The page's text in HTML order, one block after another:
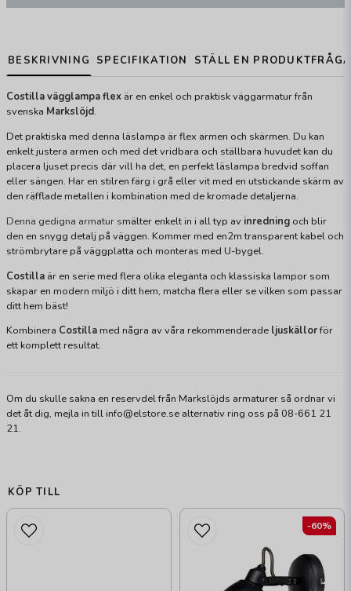
BESKRIVNING SPECIFIKATION STÄLL EN
Costilla vägglampa flex är en enkel och praktisk väggarmatur från
svenska Markslöjd.
Det praktiska med denna läslampa är flex armen och skärmen. Du kan
enkelt justera armen och med det vridbara och ställbara huvudet kan du
placera ljuset precis där vill ha det, en perfekt läslampa bredvid soffan
eller sängen. Har en stilren färg i grå eller vit med en utstickande skärm av
den räfflade metallen i kombination med de kromade detaljerna.
Denna gedigna armatur smälter enkelt in i all typ av inredning och blir
den en snygg detalj på väggen. Kommer med en2m transparent kabel och
strömbrytare på väggplatta och monteras med U-bygel.
Costilla är en serie med flera olika eleganta och klassiska lampor som
skapar en modern miljö i ditt hem, matcha flera eller se vilken som passar
ditt hem bäst!
Kombinera Costilla med några av våra rekommenderade ljuskällorför
ett komplett resultat.
Om du skulle sakna en reservdel från Markslöjds armaturer så ordnar vi
det åt dig, mejla in till info@elstore.se alternativ ring oss på 08-661 21
21.
KÖP TILL
-60%